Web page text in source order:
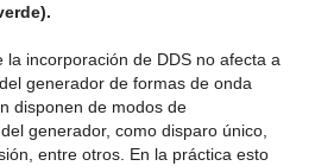
la incorporación de DDS no afecta a
generador de formas de onda
disponen de modos de
generador, como disparo único,
entre otros. En la práctica esto